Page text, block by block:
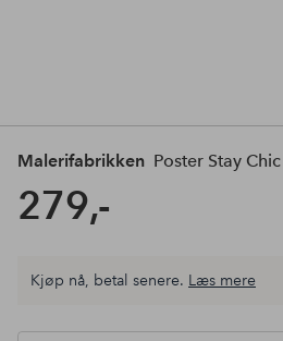
Malerifabrikken Poster Stay Chic
279,-
størrelse
Læg i
Kjøp nå, betal senere. Læs mere